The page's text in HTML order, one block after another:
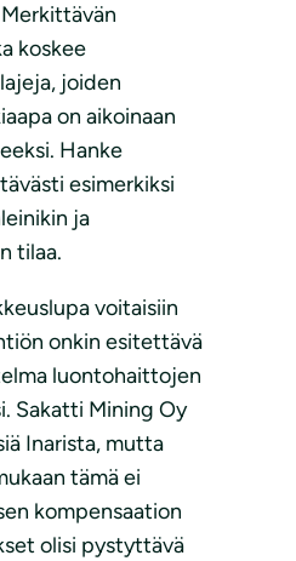
koskee
joiden
on aikoinaan
Hanke
esimerkiksi
ja
tilaa.
voitaisiin
onkin esitettävä
luontohaittojen
Sakatti Mining Oy
Inarista, mutta
tämä ei
kompensaation
olisi pystyttävä